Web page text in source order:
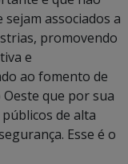
associados a
promovendo
e
ao fomento de
que por sua
de alta
Esse é o